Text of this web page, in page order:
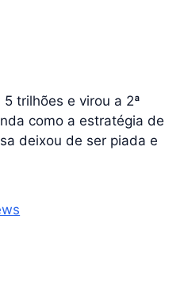
trilhões e virou a 2ª
como a estratégia de
deixou de ser piada e